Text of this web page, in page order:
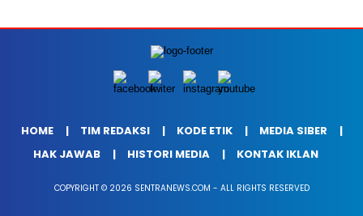
HOME TIM REDAKSI KODE ETIK
MEDIA SIBER
HAK JAWAB
HISTORI MEDIA KONTAK IKLAN
COPYRIGHT © 2026 SENTRANEWS.COM - ALL RIGHTS RESERVED